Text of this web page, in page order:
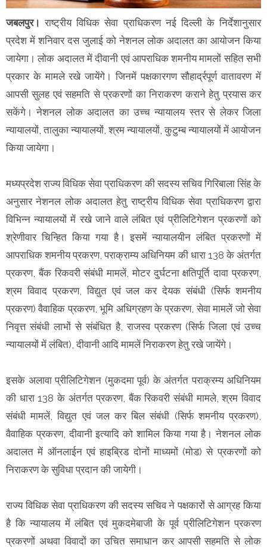
जबलपुर।राष्ट्रीय विधिक सेवा प्राधिकरण नई दिल्ली के निर्देशानुसार
प्रदेश में शनिवार दस जुलाई को नेशनल लोक अदालत का आयोजन किया
जायेगा। लोक अदालत में दीवानी एवं आपराधिक शमनीय मामलों सहित सभी
प्रकार के मामले रखे जायेंगे। जिनमें पक्षकारगण सौहार्द्रपूर्ण वातावरण में
आपसी सुलह एवं सहमति से प्रकरणों का निराकरण कराने हेतु प्रयास कर
सकेंगे। नेशनल लोक अदालत का उच्च न्यायालय स्तर से लेकर जिला
न्यायालयों, तालुका न्यायालयों, श्रम न्यायालयों, कुटुम्ब न्यायालयों में आयोजन
किया जायेगा।
मध्यप्रदेश राज्य विधिक सेवा प्राधिकरण की सदस्य सचिव गिरिबाला सिंह के
अनुसार नेशनल लोक अदालत हेतु राष्ट्रीय विधिक सेवा प्राधिकरण द्वारा
विभिन्न न्यायालयों में रखे जाने वाले लंबित एवं प्रीलिटिगेशन प्रकरणों को
श्रेणीवार चिन्हित किया गया है। इसमें न्यायालयीन लंबित प्रकरणों में
आपराधिक शमनीय प्रकरण, पराक्राम्य अधिनियम की धारा 138 के अंतर्गत
प्रकरण, बैंक रिकवरी संबंधी मामलें, मोटर दुर्घटना क्षतिपूर्ति दावा प्रकरण,
श्रम विवाद प्रकरण, विद्युत एवं जल कर देयक संबंधी (सिर्फ शमनीय
प्रकरण) वैवाहिक प्रकरण, भूमि अधिग्रहण के प्रकरण, सेवा मामलें जो सेवा
निवृत्त संबंधी लाभों से संबंधित है, राजस्व प्रकरण (सिर्फ जिला एवं उच्च
न्यायालयों में लंबित), दीवानी आदि मामलें निराकरण हेतु रखे जायेंगे।
इसके अलावा प्रीलिटिगेशन (मुकदमा पूर्व) के अंतर्गत पराक्रम्य अधिनियम
की धारा 138 के अंतर्गत प्रकरण, बैंक रिकवरी संबंधी मामले, श्रम विवाद
संबंधी मामलें, विद्युत एवं जल कर बिल संबंधी (सिर्फ शमनीय प्रकरण),
वैवाहिक प्रकरण, दीवानी इत्यादि को शामिल किया गया है। नेशनल लोक
अदालत में ऑनलाईन एवं हाइब्रिड दोनों माध्यमों (मोड) से प्रकरणों को
निराकरण के सुविधा प्रदान की जायेगी।
राज्य विधिक सेवा प्राधिकरण की सदस्य सचिव ने पक्षकारों से आग्रह किया
है कि न्यायालय में लंबित एवं मुकदमेबाजी के पूर्व प्रीलिटिगेशन प्रकरण
प्रकरणों अथवा विवादों का उचित समाधान कर आपसी सहमति से लोक